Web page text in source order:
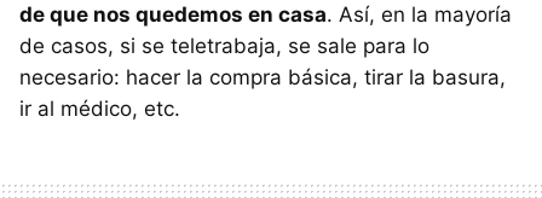
de que nos quedemos en casa. Así, en la mayoría
de casos, si se teletrabaja, se sale para lo
necesario: hacer la compra básica, tirar la basura,
ir al médico, etc.